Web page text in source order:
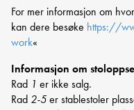
For mer informasjon om
kan dere besøke https://
work«
Informasjon om
Rad 1 er ikke salg.
Rad 2-5er stablestoler